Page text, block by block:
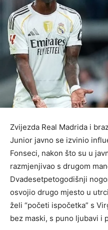
Zvijezda Real Madrida i
Junior javno se izvinio
Fonseci, nakon što su u
razmjenjivao s drugom
Dvadesetpetogodišnji
osvojio drugo mjesto u
želi “početi ispočetka” s
bez maski, s puno ljubavi i